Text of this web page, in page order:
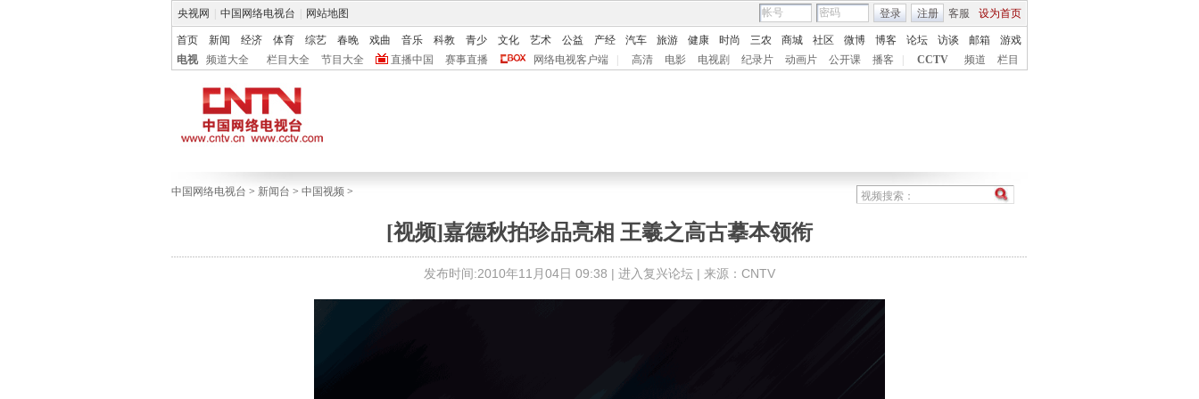
央视网 中国网络电视台 网站地图 客服 设为首页
登录 注册
首页 新闻 经济 体育 综艺 春晚 戏曲 音乐 科教 青少 文化 艺术 公益 产经 汽车 旅游 健康 时尚 三农 商城 社区 微博 博客 论坛 访谈 邮箱
游戏
电视
频道大全 栏目大全 节目大全 直播中国 赛事直播 网络电视客户端 高清 电影 电视剧 纪录片 动画片 公开课 播客 CCTV 频道 栏目
中国网络电视台 > 新闻台 > 中国视频 >
[视频]嘉德秋拍珍品亮相 王羲之高古摹本领衔
发布时间:2010年11月04日 09:38 | 进入复兴论坛 | 来源：CNTV